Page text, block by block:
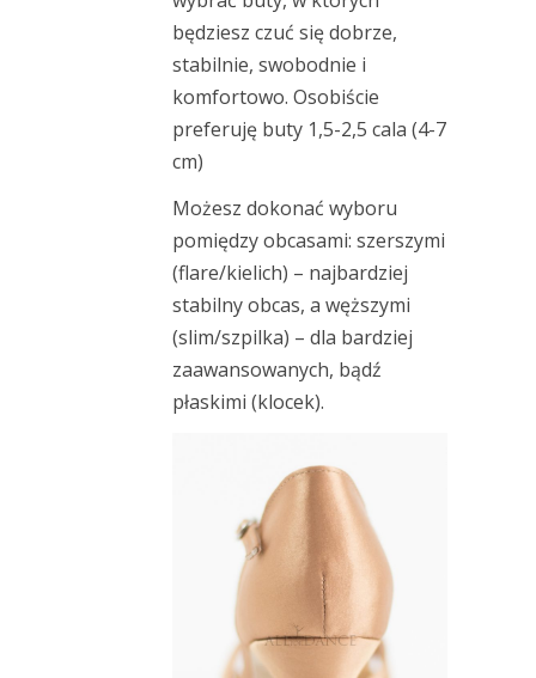
będziesz czuć się dobrze,
stabilnie, swobodnie i
komfortowo. Osobiście
preferuję buty 1,5-2,5 cala (4-7
cm)
Możesz dokonać wyboru
pomiędzy obcasami: szerszymi
(flare/kielich) – najbardziej
stabilny obcas, a węższymi
(slim/szpilka) – dla bardziej
zaawansowanych, bądź
płaskimi (klocek).